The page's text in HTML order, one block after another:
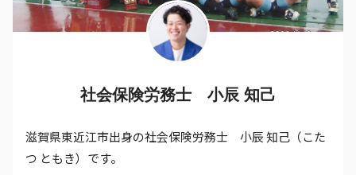
社会保険労務士 小辰 知己
滋賀県東近江市出身の社会保険労務士 小辰 知己（こた
つ ともき）です。